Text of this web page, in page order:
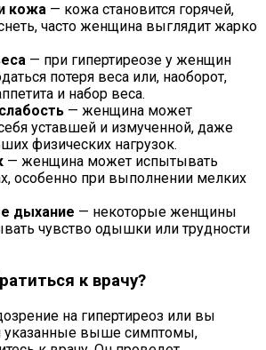
кожа — кожа становится горячей,
часто женщина выглядит жарко
— при гипертиреозе у женщин
потеря веса или, наоборот,
и набор веса.
— женщина может
уставшей и измученной, даже
физических нагрузок.
— женщина может испытывать
особенно при выполнении мелких
дыхание — некоторые женщины
чувство одышки или трудности
к врачу?
на гипертиреоз или вы
указанные выше симптомы,